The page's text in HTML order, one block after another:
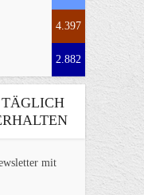
4.397
2.882
mit